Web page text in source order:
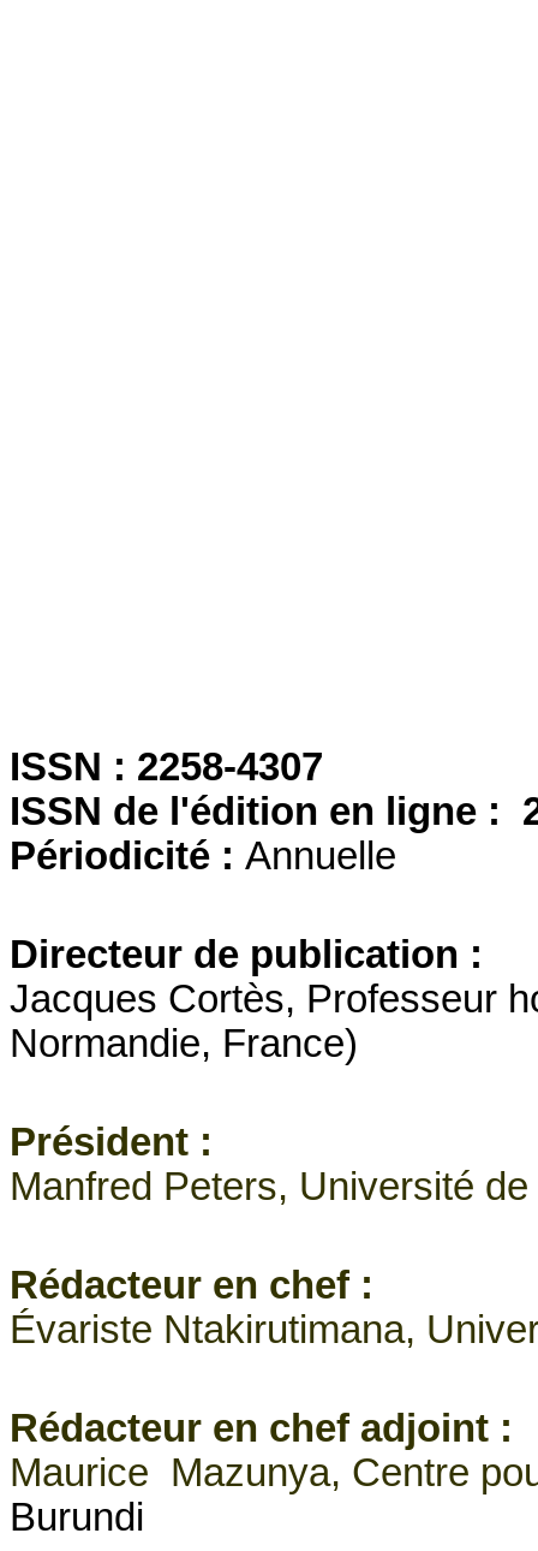
ISSN : 2258-4307
ISSN de l'édition en ligne :
Périodicité : Annuelle
Directeur de publication :
Jacques Cortès, Professeur
Normandie, France)
Président :
Manfred Peters, Université
Rédacteur en chef :
Évariste Ntakirutimana,
Rédacteur en chef adjoint :
Maurice Mazunya, Centre
Burundi